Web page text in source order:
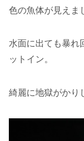
色の魚体が見えま
水面に出ても暴れ
ットイン。
綺麗に地獄がかり